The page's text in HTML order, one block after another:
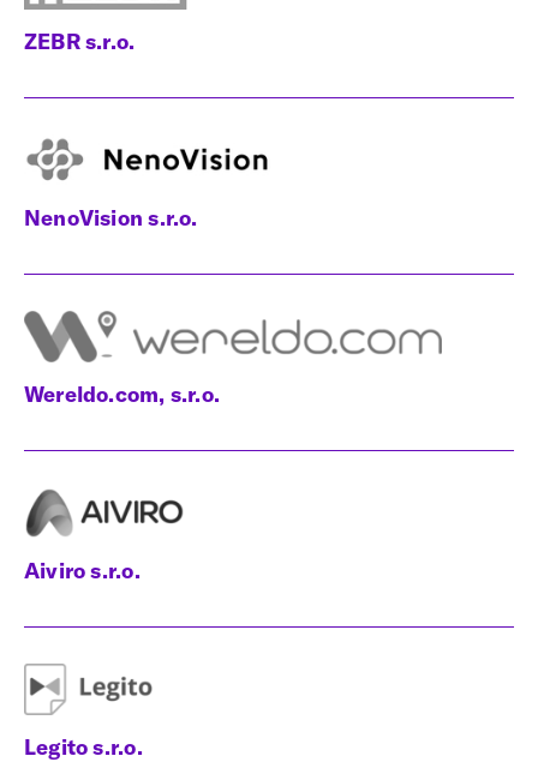
ZEBR s.r.o.
NenoVision s.r.o.
Wereldo.com, s.r.o.
Aiviro s.r.o.
Legito s.r.o.